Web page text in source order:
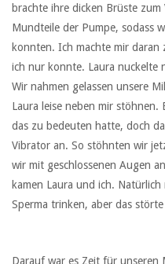
brachte ihre dicken Brüste
Mundteile der Pumpe, sodass
konnten. Ich machte mir
ich nur konnte. Laura nuckelte
Wir nahmen gelassen unsere
Laura leise neben mir stöhnen.
das zu bedeuten hatte, doch
Vibrator an. So stöhnten wir
wir mit geschlossenen Augen
kamen Laura und ich.
Sperma trinken, aber das
Darauf war es Zeit für unseren